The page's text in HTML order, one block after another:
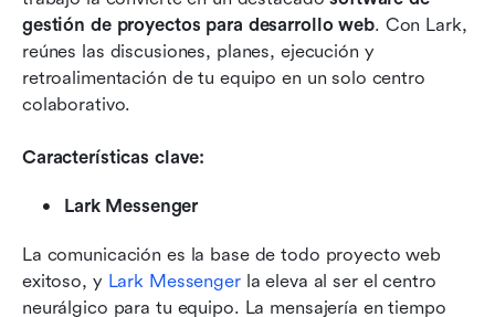
gestión de proyectos para desarrollo web. Con Lark,
reúnes las discusiones, planes, ejecución y
retroalimentación de tu equipo en un solo centro
colaborativo.
Características clave:
Lark Messenger
La comunicación es la base de todo proyecto web
exitoso, y Lark Messenger la eleva al ser el centro
neurálgico para tu equipo. La mensajería en tiempo